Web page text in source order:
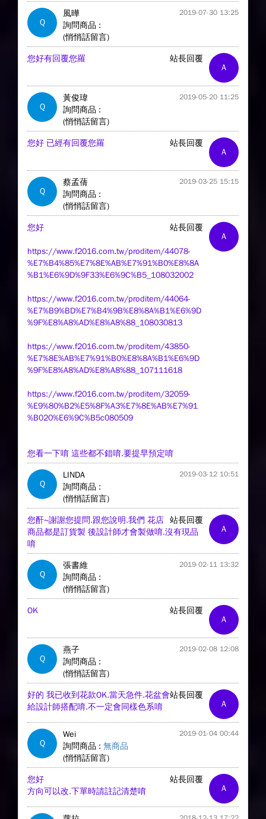
Q
風曄 2019-07-30 13:25
詢問商品 :
(悄悄話留言)
A
站長回覆
您好有回覆您羅
Q
黃俊瑋 2019-05-20 11:25
詢問商品 :
(悄悄話留言)
A
站長回覆
您好 已經有回覆您羅
Q
蔡孟蒨 2019-03-25 15:15
詢問商品 :
(悄悄話留言)
A
站長回覆
您好
https://www.f2016.com.tw/proditem/44078-
%E7%B4%85%E7%8E%AB%E7%91%B0%E8%8A
%B1%E6%9D%9F33%E6%9C%B5_108032002
https://www.f2016.com.tw/proditem/44064-
%E7%B9%BD%E7%B4%9B%E8%8A%B1%E6%9D
%9F%E8%A8%AD%E8%A8%88_108030813
https://www.f2016.com.tw/proditem/43850-
%E7%8E%AB%E7%91%B0%E8%8A%B1%E6%9D
%9F%E8%A8%AD%E8%A8%88_107111618
https://www.f2016.com.tw/proditem/32059-
%E9%80%B2%E5%8F%A3%E7%8E%AB%E7%91
%B020%E6%9C%B5c080509
您看一下唷 這些都不錯唷.要提早預定唷
Q
LINDA 2019-03-12 10:51
詢問商品 :
(悄悄話留言)
A
站長回覆
您酐~謝謝您提問.跟您說明.我們 花店
商品都是訂貨製 後設計師才會製做唷.沒有現品
唷
Q
張書維 2019-02-11 13:32
詢問商品 :
(悄悄話留言)
A
站長回覆
OK
Q
燕子 2019-02-08 12:08
詢問商品 :
(悄悄話留言)
A
站長回覆
好的 我已收到花款OK.當天急件.花盆會
給設計師搭配唷.不一定會同樣色系唷
Q
Wei 2019-01-04 00:44
詢問商品 : 無商品
(悄悄話留言)
A
站長回覆
您好
方向可以改.下單時請註記清楚唷